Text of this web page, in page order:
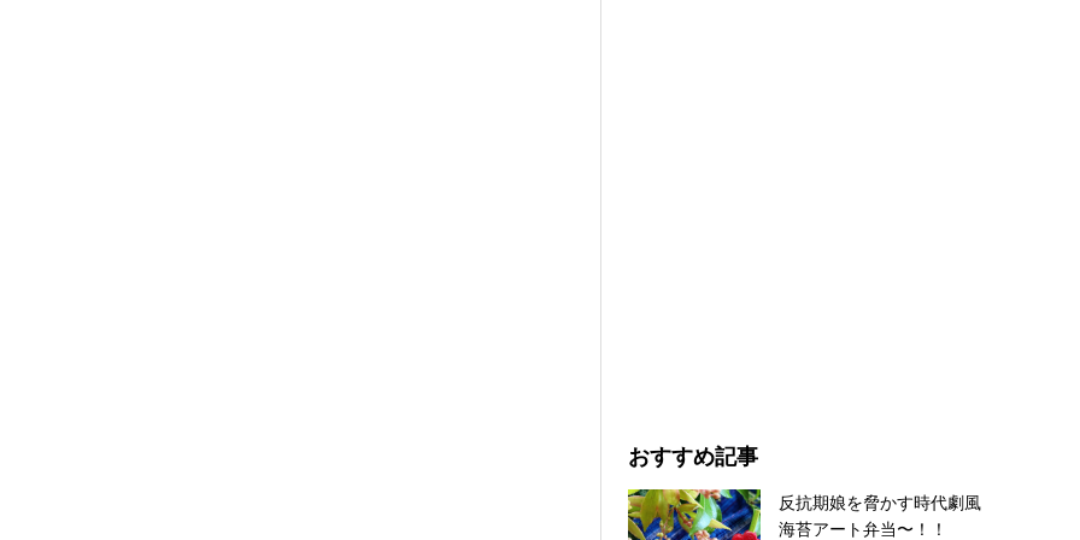
おすすめ記事
反抗期娘を脅かす時代劇風
海苔アート弁当〜！！